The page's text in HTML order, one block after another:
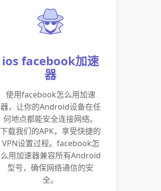
ios facebook加速
器
使用facebook怎么用加速
器，让你的Android设备在任
何地点都能安全连接网络。
下载我们的APK，享受快捷的
VPN设置过程。facebook怎
么用加速器兼容所有Android
型号，确保网络通信的安
全。